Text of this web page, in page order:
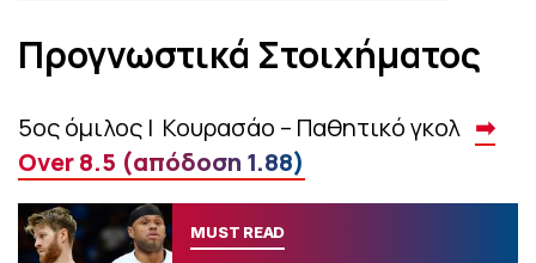
Προγνωστικά Στοιχήματος
5ος όμιλος | Κουρασάο – Παθητικό γκολ ➡
Over 8.5 (απόδοση 1.88)
MUST READ